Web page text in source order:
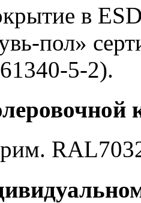
в
пол»
5-2).